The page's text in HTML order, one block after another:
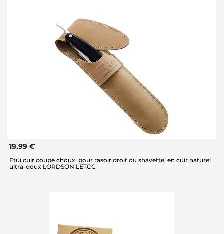
19,99 €
Etui cuir coupe choux, pour rasoir droit ou shavette, en cuir naturel
ultra-doux LORDSON LETCC